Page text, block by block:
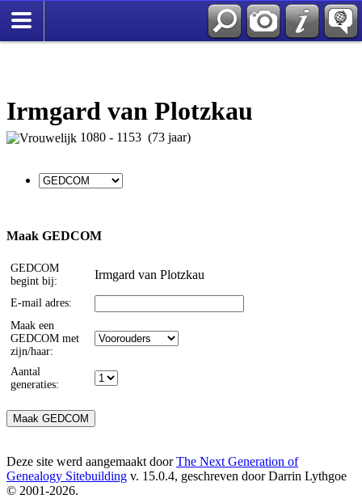
Irmgard van Plotzkau
1080 - 1153 (73 jaar)
Maak GEDCOM
GEDCOM
begint bij:
Irmgard van Plotzkau
E-mail adres:
Maak een
GEDCOM met
zijn/haar:
Aantal
generaties:
Deze site werd aangemaakt doorThe Next Generation of
Genealogy Sitebuilding v. 15.0.4, geschreven door Darrin Lythgoe
© 2001-2026.